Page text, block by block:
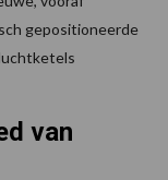
gepositioneerde
van